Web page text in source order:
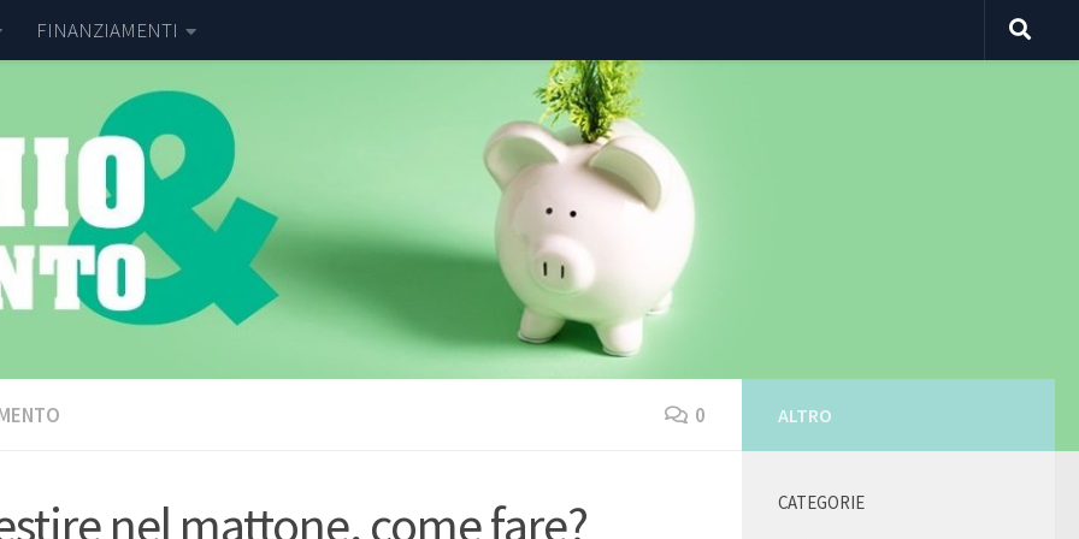
FINANZIAMENTI
0
nel mattone, come fare?
ALTRO
CATEGORIE